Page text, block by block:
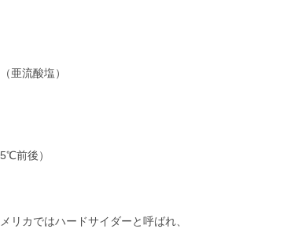
亜流酸塩）
前後）
リカではハードサイダーと呼ばれ、